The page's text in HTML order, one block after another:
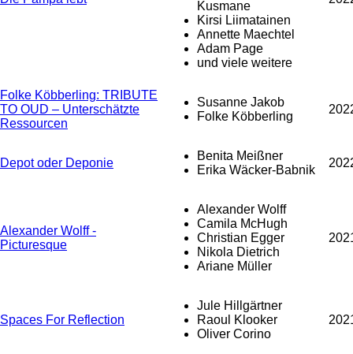
Kusmane
Kirsi Liimatainen
Annette Maechtel
Adam Page
und viele weitere
Folke Köbberling: TRIBUTE
TO OUD – Unterschätzte
Ressourcen
Susanne Jakob
Folke Köbberling
Depot oder Deponie
Benita Meißner
Erika Wäcker-Babnik
Alexander Wolff -
Picturesque
Alexander Wolff
Camila McHugh
Christian Egger
Nikola Dietrich
Ariane Müller
Spaces For Reflection
Jule Hillgärtner
Raoul Klooker
Oliver Corino